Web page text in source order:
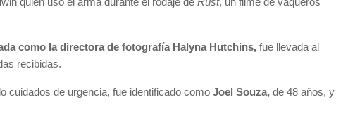
como la directora de fotografía Halyna Hutchins, fue llevada al
recibidas.
cuidados de urgencia, fue identificado como Joel Souza, de 48 años, y